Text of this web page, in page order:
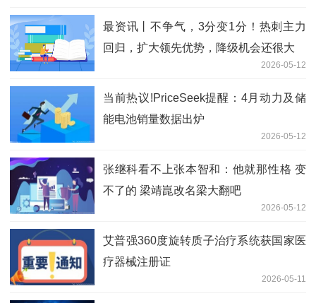
最资讯丨不争气，3分变1分！热刺主力
回归，扩大领先优势，降级机会还很大
2026-05-12
当前热议!PriceSeek提醒：4月动力及储
能电池销量数据出炉
2026-05-12
张继科看不上张本智和：他就那性格 变
不了的 梁靖崑改名梁大翻吧
2026-05-12
艾普强360度旋转质子治疗系统获国家医
疗器械注册证
2026-05-11